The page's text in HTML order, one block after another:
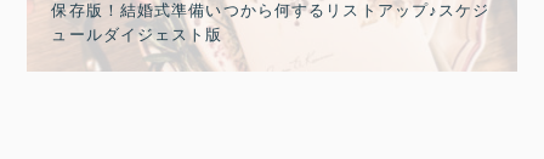
保存版！結婚式準備いつから何するリストアップ♪スケジ
ュールダイジェスト版